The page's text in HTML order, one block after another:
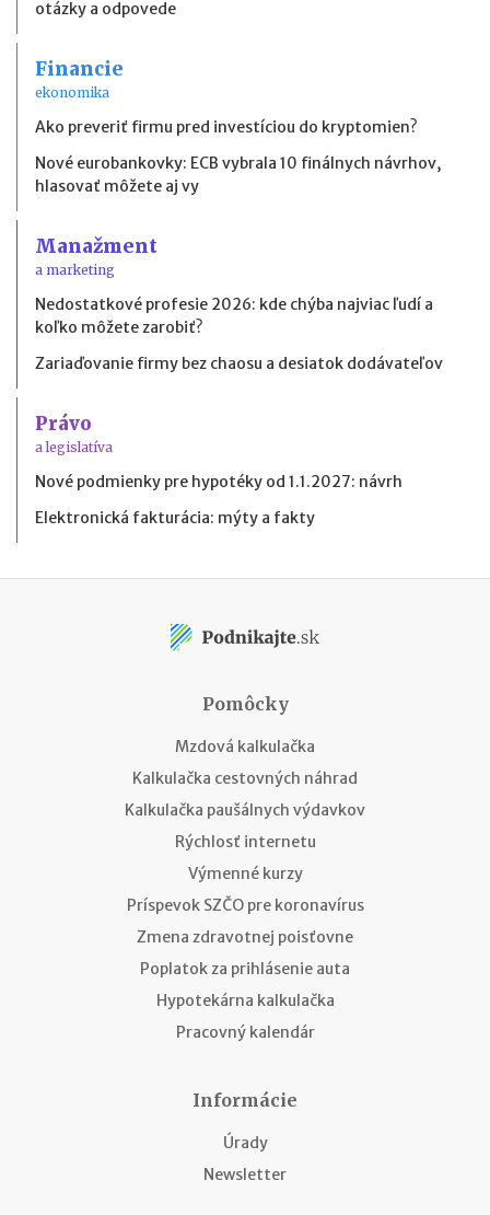
otázky a odpovede
Financie
ekonomika
Ako preveriť firmu pred investíciou do kryptomien?
Nové eurobankovky: ECB vybrala 10 finálnych návrhov,
hlasovať môžete aj vy
Manažment
a marketing
Nedostatkové profesie 2026: kde chýba najviac ľudí a
koľko môžete zarobiť?
Zariaďovanie firmy bez chaosu a desiatok dodávateľov
Právo
a legislatíva
Nové podmienky pre hypotéky od 1.1.2027: návrh
Elektronická fakturácia: mýty a fakty
Pomôcky
Mzdová kalkulačka
Kalkulačka cestovných náhrad
Kalkulačka paušálnych výdavkov
Rýchlosť internetu
Výmenné kurzy
Príspevok SZČO pre koronavírus
Zmena zdravotnej poisťovne
Poplatok za prihlásenie auta
Hypotekárna kalkulačka
Pracovný kalendár
Informácie
Úrady
Newsletter